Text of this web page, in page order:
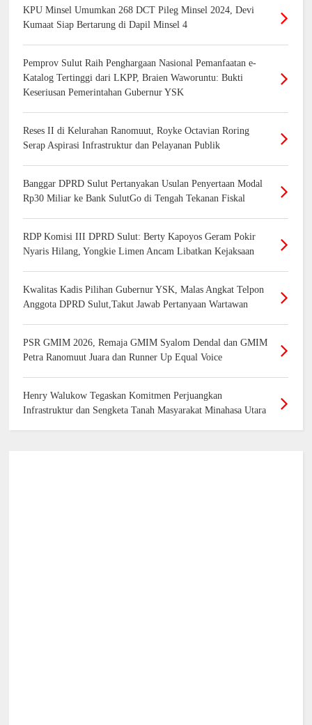
KPU Minsel Umumkan 268 DCT Pileg Minsel 2024, Devi
Kumaat Siap Bertarung di Dapil Minsel 4
Pemprov Sulut Raih Penghargaan Nasional Pemanfaatan e-
Katalog Tertinggi dari LKPP, Braien Waworuntu: Bukti
Keseriusan Pemerintahan Gubernur YSK
Reses II di Kelurahan Ranomuut, Royke Octavian Roring
Serap Aspirasi Infrastruktur dan Pelayanan Publik
Banggar DPRD Sulut Pertanyakan Usulan Penyertaan Modal
Rp30 Miliar ke Bank SulutGo di Tengah Tekanan Fiskal
RDP Komisi III DPRD Sulut: Berty Kapoyos Geram Pokir
Nyaris Hilang, Yongkie Limen Ancam Libatkan Kejaksaan
Kwalitas Kadis Pilihan Gubernur YSK, Malas Angkat Telpon
Anggota DPRD Sulut,Takut Jawab Pertanyaan Wartawan
PSR GMIM 2026, Remaja GMIM Syalom Dendal dan GMIM
Petra Ranomuut Juara dan Runner Up Equal Voice
Henry Walukow Tegaskan Komitmen Perjuangkan
Infrastruktur dan Sengketa Tanah Masyarakat Minahasa Utara